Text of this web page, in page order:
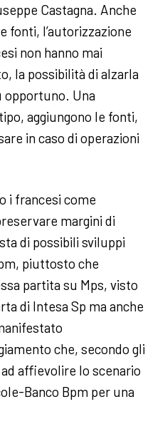
Castagna. Anche
fonti, l’autorizzazione
non hanno mai
la possibilità di alzarla
opportuno. Una
aggiungono le fonti,
in caso di operazioni
i francesi come
margini di
di possibili sviluppi
piuttosto che
partita su Mps, visto
di Intesa Sp ma anche
che, secondo gli
affievolire lo scenario
Banco Bpm per una